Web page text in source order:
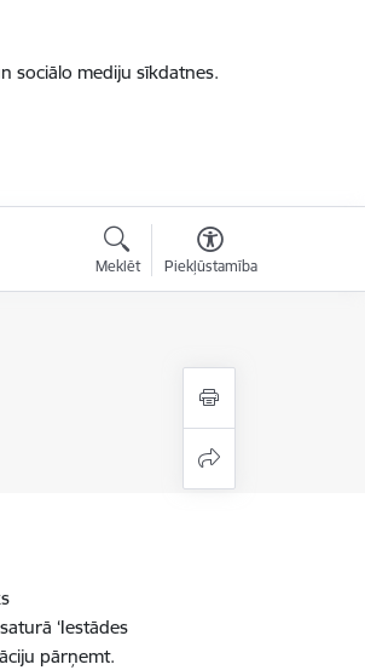
sociālo mediju sīkdatnes.
Meklēt Piekļūstamība
‘Iestādes
pārņemt.